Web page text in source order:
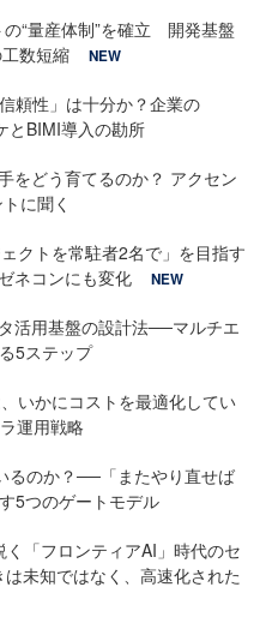
“量産体制”を確立 開発基盤
数短縮
NEW
頼性」は十分か？企業の
とBIMI導入の勘所
をどう育てるのか？ アクセン
に聞く
クトを常駐者2名で」を目指す
ネコンにも変化
NEW
活用基盤の設計法──マルチエ
5ステップ
いかにコストを最適化してい
運用戦略
るのか？──「またやり直せば
5つのゲートモデル
「フロンティアAI」時代のセ
未知ではなく、高速化された